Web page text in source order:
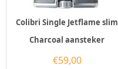
Colibri Single Jetflame slim
Charcoal aansteker
€59,00